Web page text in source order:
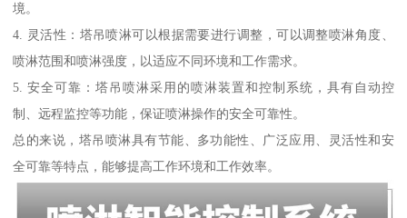
境。
4. 灵活性：塔吊喷淋可以根据需要进行调整，可以调整喷淋角度、
喷淋范围和喷淋强度，以适应不同环境和工作需求。
5. 安全可靠：塔吊喷淋采用的喷淋装置和控制系统，具有自动控
制、远程监控等功能，保证喷淋操作的安全可靠性。
总的来说，塔吊喷淋具有节能、多功能性、广泛应用、灵活性和安
全可靠等特点，能够提高工作环境和工作效率。